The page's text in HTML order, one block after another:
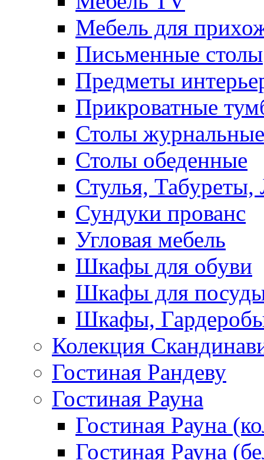
Мебель для
Письменные столы
Предметы
Прикроватные
Столы журнальные
Столы обеденные
Стулья, Табуреты,
Сундуки прованс
Угловая мебель
Шкафы для обуви
Шкафы для
Шкафы,
Колекция
Гостиная Рандеву
Гостиная Рауна
Гостиная Рауна
Гостиная Рауна